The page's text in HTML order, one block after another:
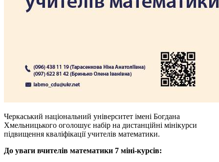
Черкаський національний університет імені Богдана
Хмельницького оголошує набір на дистанційні мінікурси
підвищення кваліфікації учителів математики.
До уваги вчителів математики 7 міні-курсів: